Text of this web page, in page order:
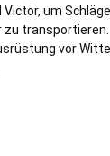
Victor, um
transportieren.
vor